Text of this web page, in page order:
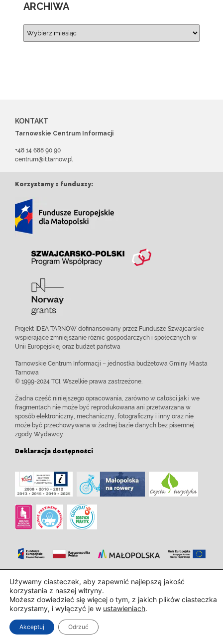
ARCHIWA
KONTAKT
Tarnowskie Centrum Informacji
+48 14 688 90 90
centrum@it.tarnow.pl
Korzystamy z funduszy:
Projekt IDEA TARNÓW dofinansowany przez Fundusze Szwajcarskie
wspierające zmniejszanie różnic gospodarczych i społecznych w
Unii Europejskiej oraz budżet państwa
Tarnowskie Centrum Informacji – jednostka budżetowa Gminy Miasta
Tarnowa
© 1999-2024 TCI. Wszelkie prawa zastrzeżone.
Żadna część niniejszego opracowania, zarówno w całości jak i we
fragmentach nie może być reprodukowana ani przetwarzana w
sposób elektroniczny, mechaniczny, fotograficzny i inny oraz nie
może być przechowywana w żadnej bazie danych bez pisemnej
zgody Wydawcy.
Deklaracja dostępności
Zaprojektowanie i wdrożenie: InTechHouse.com
Używamy ciasteczek, aby zapewnić najlepszą jakość
korzystania z naszej witryny.
Możesz dowiedzieć się więcej o tym, z jakich plików ciasteczka
korzystamy, i wyłączyć je w ustawieniach.
Akceptuj Odrzuć